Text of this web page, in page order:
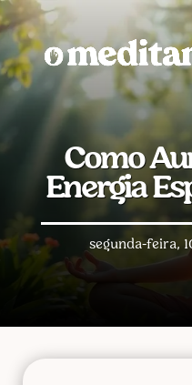
Como
Energia
segunda-feira,